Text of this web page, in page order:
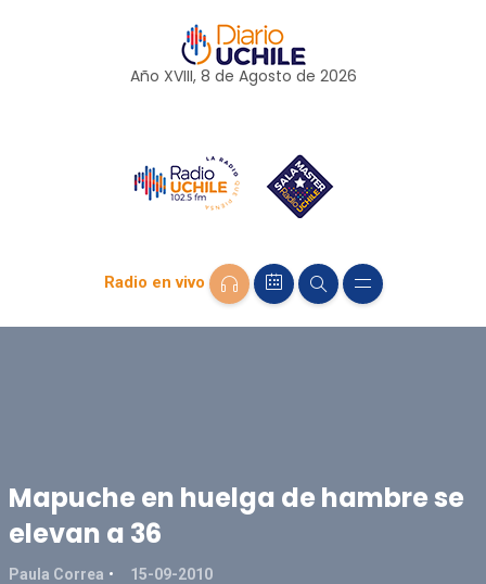
Año XVIII, 8 de Agosto de 2026
Radio en vivo
Mapuche en huelga de hambre se
elevan a 36
Paula Correa 15-09-2010